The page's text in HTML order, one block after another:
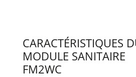
CARACTÉRISTIQUES
MODULE SANITAIRE
FM2WC